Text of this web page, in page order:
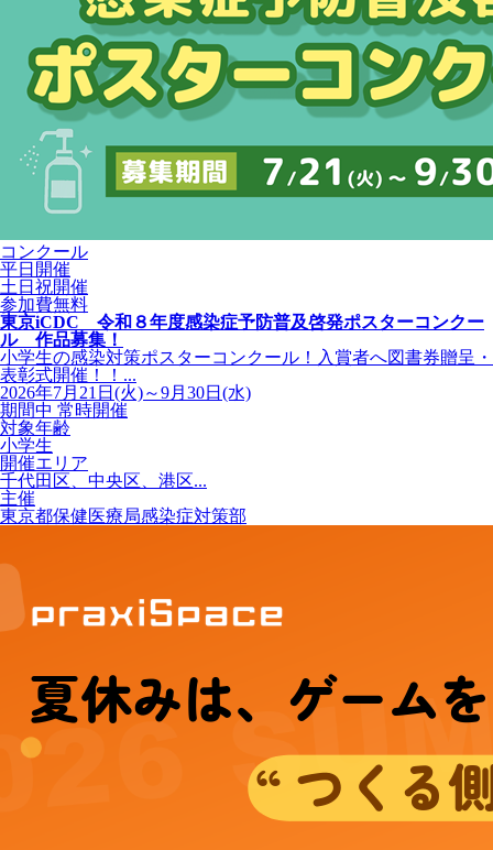
コンクール
平日開催
土日祝開催
参加費無料
東京iCDC 令和８年度感染症予防普及啓発ポスターコンクー
ル 作品募集！
小学生の感染対策ポスターコンクール！入賞者へ図書券贈呈・
表彰式開催！！...
2026年7月21日(火)～9月30日(水)
期間中 常時開催
対象年齢
小学生
開催エリア
千代田区、中央区、港区...
主催
東京都保健医療局感染症対策部